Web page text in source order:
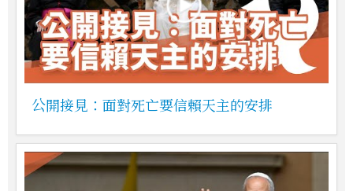
公開接見：面對死亡要信賴天主的安排